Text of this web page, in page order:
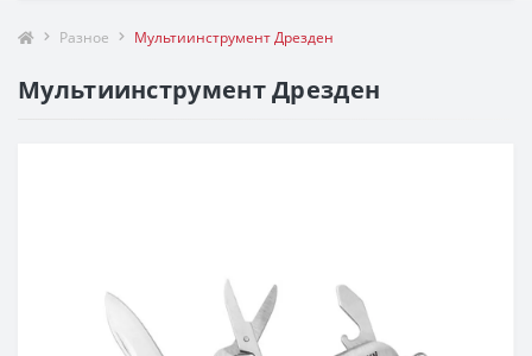
Разное Мультиинструмент Дрезден
Мультиинструмент Дрезден